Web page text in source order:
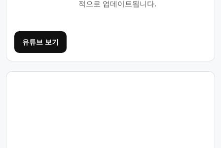
적으로 업데이트됩니다.
유튜브 보기